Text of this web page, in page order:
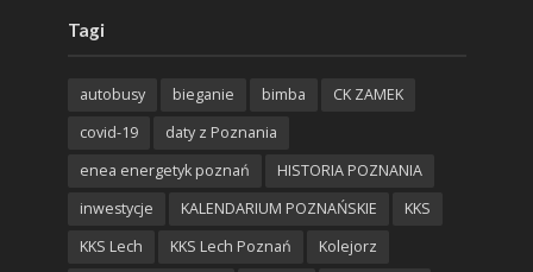
Tagi
autobusy bieganie bimba
CK ZAMEK
covid-19
daty z Poznania
enea energetyk poznań
HISTORIA POZNANIA
inwestycje
KALENDARIUM POZNAŃSKIE
KKS
KKS Lech
KKS Lech Poznań
Kolejorz